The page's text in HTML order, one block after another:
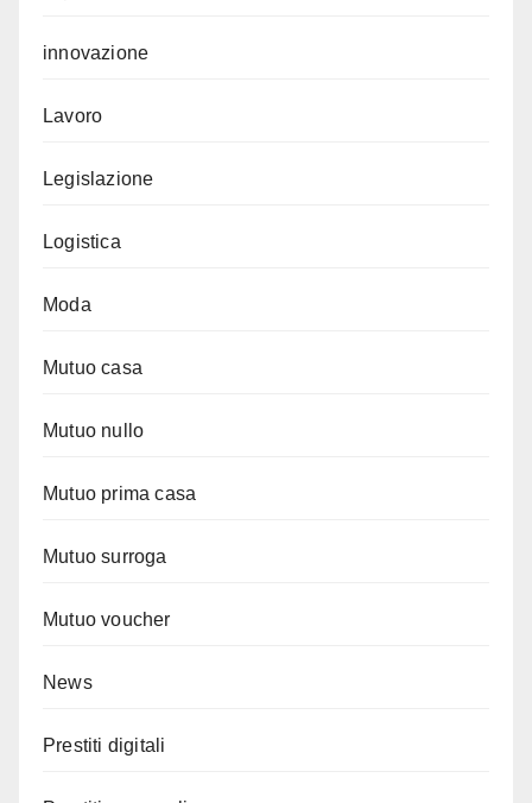
innovazione
Lavoro
Legislazione
Logistica
Moda
Mutuo casa
Mutuo nullo
Mutuo prima casa
Mutuo surroga
Mutuo voucher
News
Prestiti digitali